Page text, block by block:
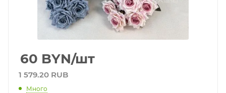
60 BYN/шт
1 579.20 RUB
Много